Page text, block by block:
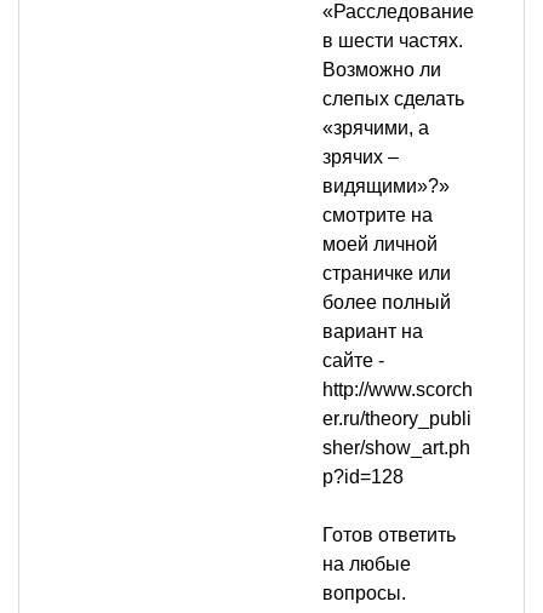
«Расследование
в шести частях.
Возможно ли
слепых сделать
«зрячими, а
зрячих –
видящими»?»
смотрите на
моей личной
страничке или
более полный
вариант на
сайте -
http://www.scorch
er.ru/theory_publi
sher/show_art.ph
p?id=128
Готов ответить
на любые
вопросы.